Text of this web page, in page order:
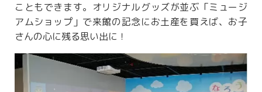
こともできます。オリジナルグッズが並ぶ「ミュージ
アムショップ」で来館の記念にお土産を買えば、お子
さんの心に残る思い出に！